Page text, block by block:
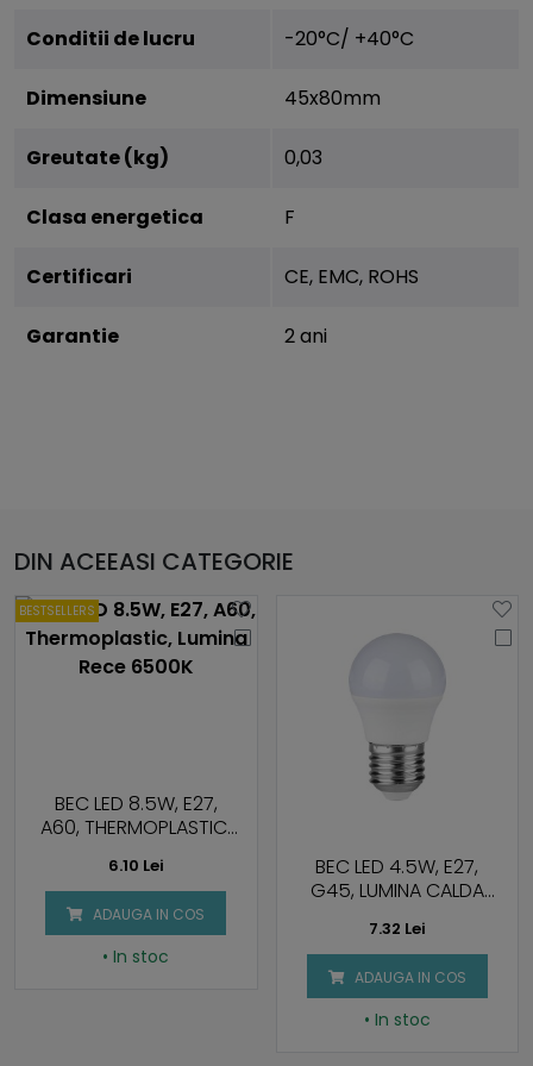
Conditii de lucru -20°C/ +40°C
Dimensiune 45x80mm
Greutate (kg) 0,03
Clasa energetica F
Certificari CE, EMC, ROHS
Garantie 2 ani
DIN ACEEASI CATEGORIE
BESTSELLERS
BEC LED 8.5W, E27,
A60, THERMOPLASTIC,
6.10 Lei
ADAUGA IN COS
• In stoc
BEC LED 4.5W, E27,
G45, LUMINA CALDA
7.32 Lei
ADAUGA IN COS
• In stoc